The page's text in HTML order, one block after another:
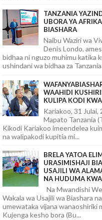
TANZANIA
UBORA YA
BIASHARA
Naibu Waziri wa
Denis Londo,
bidhaa ni nguzo muhimu katika
ushindani wa bidhaa za
WAAHIDI
KULIPA KODI
Kariakoo, 31 Julai,
Mapato Tanzania
Kikodi Kariakoo imeendelea
na walipakodi kupitia mi...
BRELA YATOA
URASIMISHAJI
USAJILI WA
NA HUDUMA
Na Mwandishi
Wakala wa Usajili wa Biashara
umewataka vijana wanaoshiriki
Kujenga kesho bora (Bu...